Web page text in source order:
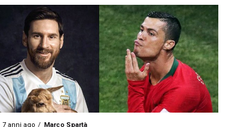
7 anni ago Marco Spartà